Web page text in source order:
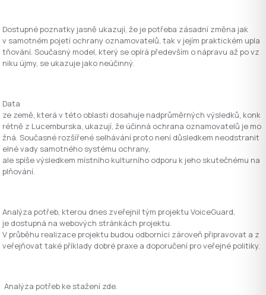
Dostupné poznatky jasně ukazují, že je potřeba zásadní změna jak
v samotném pojetí ochrany oznamovatelů, tak v jejím praktickém upla
tňování. Současný model, který se opírá především o nápravu až po vz
niku újmy, se ukazuje jako neúčinný.
Data
ze země, která v této oblasti dosahuje nadprůměrných výsledků, konk
rétně z Lucemburska, ukazují, že účinná ochrana oznamovatelů je mo
žná. Současné rozšířené selhávání proto není důsledkem neodstranit
elné vady samotného systému ochrany,
ale spíše výsledkem místního kulturního odporu k jeho skutečnému na
plňování.
Analýza potřeb, kterou dnes zveřejnil tým projektu VoiceGuard,
je dostupná na webových stránkách projektu.
V průběhu realizace projektu budou odborníci zároveň připravovat a z
veřejňovat také příklady dobré praxe a doporučení pro veřejné politiky.
Analýza potřeb ke stažení zde.